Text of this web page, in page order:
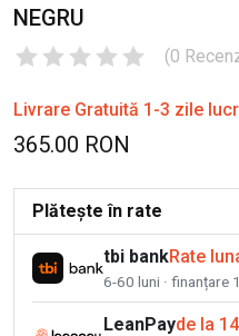
NEGRU
(0
Livrare Gratuită 1-3 zile
365.00 RON
Plătește în rate
tbi bankRate
6-60 luni · finanțare
LeanPayde la